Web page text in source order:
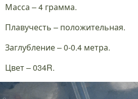
Масса – 4 грамма.
Плавучесть – положительная.
Заглубление – 0-0.4 метра.
Цвет – 034R.